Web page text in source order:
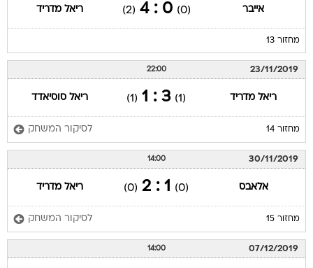
אייבר (0)
0 : 4
(2) ריאל מדריד
מחזור 13
23/11/2019
22:00
ריאל מדריד (1)
3 : 1
(1) ריאל סוסיאדד
מחזור 14 לסיקור המשחק
30/11/2019
14:00
אלאבס (0)
1 : 2
(0) ריאל מדריד
מחזור 15 לסיקור המשחק
07/12/2019
14:00